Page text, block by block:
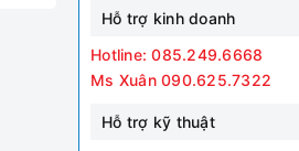
Hỗ trợ kinh doanh
Hotline: 085.249.6668
Ms Xuân 090.625.7322
Hỗ trợ kỹ thuật